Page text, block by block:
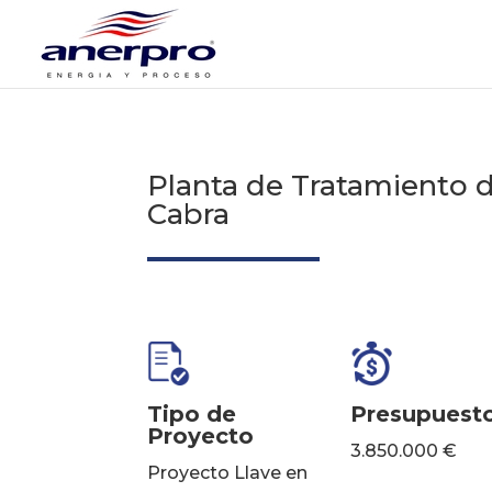
Planta de Tratamiento
Cabra
Tipo de
Proyecto
Proyecto Llave en
3.850.000 €